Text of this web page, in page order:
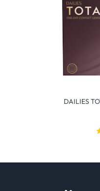
DAILIES